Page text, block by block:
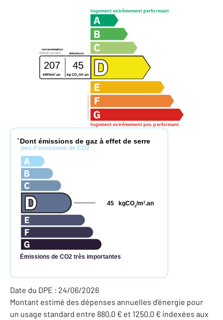
logement extrêmement performant
logement extrêmement peu performant
consommation
émissions
(énergie primaire)
207 45
kWh/m2.an kg CO2 /m2 .an
* Dont émissions de gaz à effet de serre
peu d'émissions de CO2
Émissions de CO2 très importantes
kgCO2/m2.an
45
Date du DPE : 24/06/2026
Montant estimé des dépenses annuelles d'énergie pour
un usage standard entre 880,0 € et 1250,0 € indexées aux